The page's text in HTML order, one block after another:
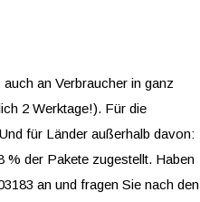
ist ein 100% reines
Mit seinem charakteristischen
Öl sowohl in der
an Verbraucher in ganz
2 Werktage!). Für die
für Länder außerhalb davon:
% der Pakete zugestellt. Haben
an und fragen Sie nach den